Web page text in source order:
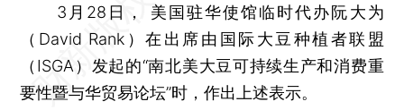
3月28日， 美国驻华使馆临时代办阮大为
（David Rank）在出席由国际大豆种植者联盟
（ISGA）发起的“南北美大豆可持续生产和消费重
要性暨与华贸易论坛”时，作出上述表示。